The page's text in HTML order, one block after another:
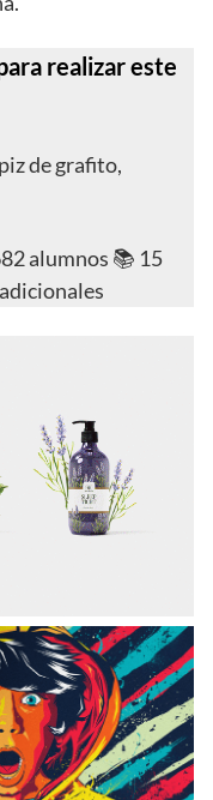
realizar este
de grafito,
alumnos 📚 15